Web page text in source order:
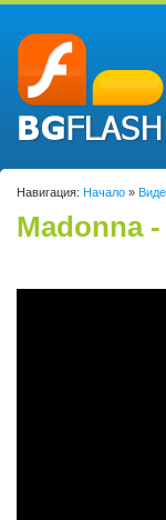
Навигация: Начало »
Madonna